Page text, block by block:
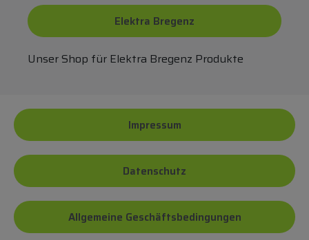
Elektra Bregenz
Unser Shop für Elektra Bregenz Produkte
Impressum
Datenschutz
Allgemeine Geschäftsbedingungen